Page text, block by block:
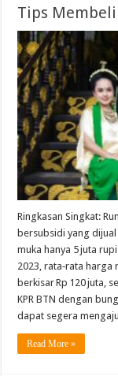
Tips Membeli
Ringkasan Singkat:
bersubsidi yang
muka hanya 5 juta
2023, rata‑rata harga
berkisar Rp 120 juta,
KPR BTN dengan
dapat segera
Read More »